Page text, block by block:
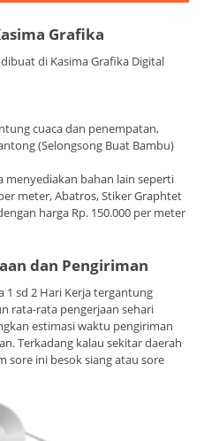
Grafika
di Kasima Grafika Digital
cuaca dan penempatan,
(Selongsong Buat Bambu)
menyediakan bahan lain seperti
meter, Abatros, Stiker Graphtet
harga Rp. 150.000 per meter
dan Pengiriman
1 sd 2 Hari Kerja tergantung
rata-rata pengerjaan sehari
estimasi waktu pengiriman
Terkadang kalau sekitar daerah
sore ini besok siang atau sore